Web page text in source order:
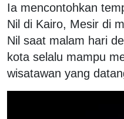
Ia mencontohkan
Nil di Kairo, Mesir di
Nil saat malam hari
kota selalu mampu
wisatawan yang